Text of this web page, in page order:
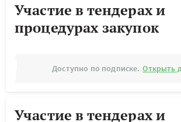
Участие в тендерах и
процедурах закупок
Доступно по подписке. Открыть
Участие в тендерах и